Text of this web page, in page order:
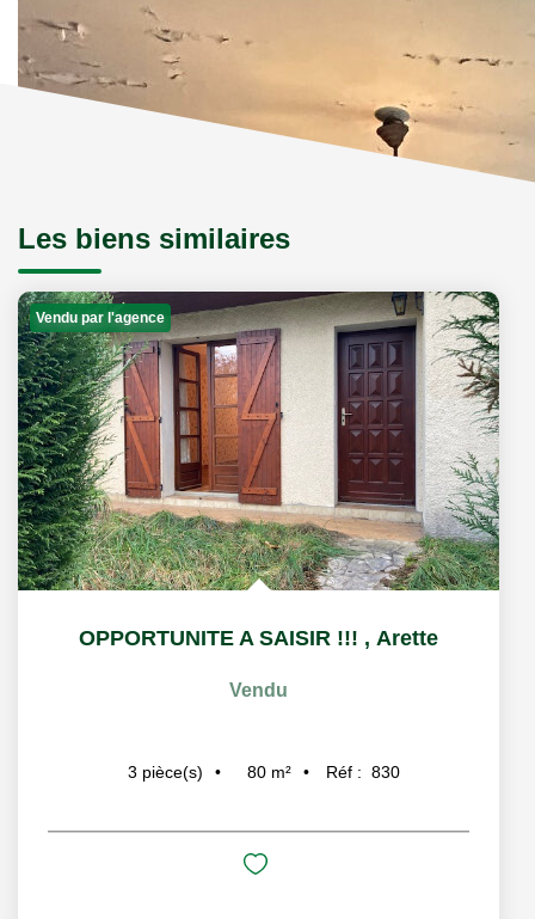
Les biens similaires
Vendu par l'agence
OPPORTUNITE A SAISIR !!! , Arette
Vendu
3 pièce(s) 80 m² Réf : 830